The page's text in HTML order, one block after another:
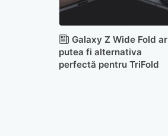
Galaxy Z Wide Fold ar
putea fi alternativa
perfectă pentru TriFold